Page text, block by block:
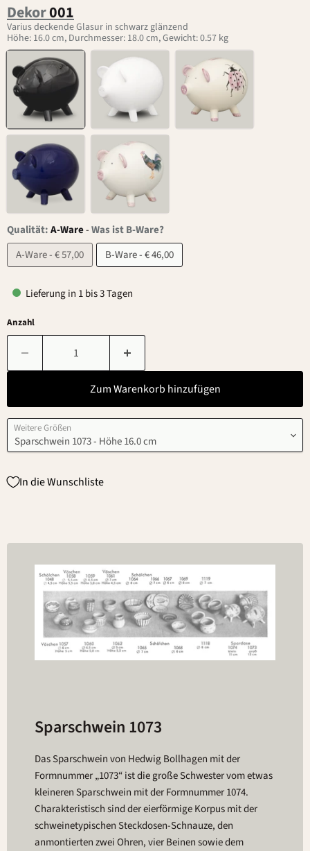
Dekor001
Varius deckende Glasur in schwarz glänzend
Höhe: 16.0 cm, Durchmesser: 18.0 cm, Gewicht: 0.57 kg
Qualität:A-Ware-Was ist B-Ware?
A-Ware - € 57,00
B-Ware - € 46,00
Lieferung in 1 bis 3 Tagen
Anzahl
Zum Warenkorb hinzufügen
Weitere Größen
In die Wunschliste
Sparschwein 1073
Das Sparschwein von Hedwig Bollhagen mit der
Formnummer „1073“ ist die große Schwester vom etwas
kleineren Sparschwein mit der Formnummer 1074.
Charakteristisch sind der eierförmige Korpus mit der
schweinetypischen Steckdosen-Schnauze, den
anmontierten zwei Ohren, vier Beinen sowie dem